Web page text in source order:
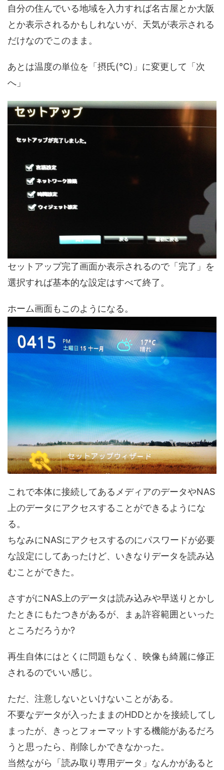
自分の住んでいる地域を入力すれば名古屋とか大阪
とか表示されるかもしれないが、天気が表示される
だけなのでこのまま。
あとは温度の単位を「摂氏(℃)」に変更して「次
へ」
セットアップ完了画面か表示されるので「完了」を
選択すれば基本的な設定はすべて終了。
ホーム画面もこのようになる。
これで本体に接続してあるメディアのデータやNAS
上のデータにアクセスすることができるようにな
る。
ちなみにNASにアクセスするのにパスワードが必要
な設定にしてあったけど、いきなりデータを読み込
むことができた。
さすがにNAS上のデータは読み込みや早送りとかし
たときにもたつきがあるが、まぁ許容範囲といった
ところだろうか?
再生自体にはとくに問題もなく、映像も綺麗に修正
されるのでいい感じ。
ただ、注意しないといけないことがある。
不要なデータが入ったままのHDDとかを接続してし
まったが、きっとフォーマットする機能があるだろ
うと思ったら、削除しかできなかった。
当然ながら「読み取り専用データ」なんかがあると